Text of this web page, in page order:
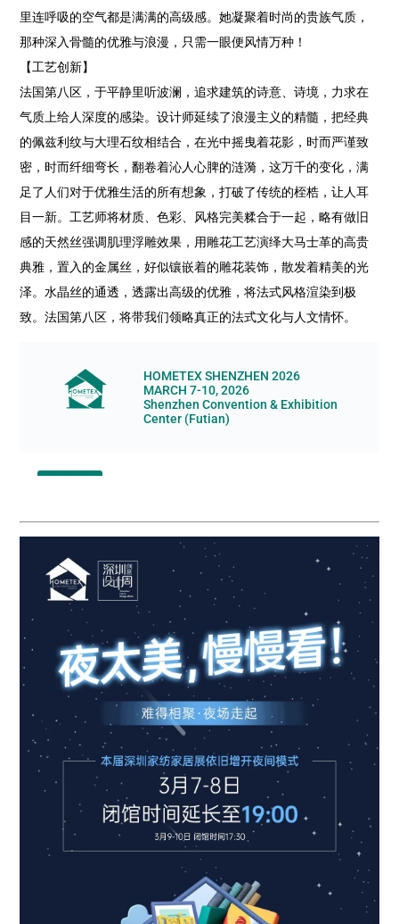
里连呼吸的空气都是满满的高级感。她凝聚着时尚的贵族气质，
那种深入骨髓的优雅与浪漫，只需一眼便风情万种！
【工艺创新】
法国第八区，于平静里听波澜，追求建筑的诗意、诗境，力求在
气质上给人深度的感染。设计师延续了浪漫主义的精髓，把经典
的佩兹利纹与大理石纹相结合，在光中摇曳着花影，时而严谨致
密，时而纤细弯长，翻卷着沁人心脾的涟漪，这万千的变化，满
足了人们对于优雅生活的所有想象，打破了传统的桎梏，让人耳
目一新。工艺师将材质、色彩、风格完美糅合于一起，略有做旧
感的天然丝强调肌理浮雕效果，用雕花工艺演绎大马士革的高贵
典雅，置入的金属丝，好似镶嵌着的雕花装饰，散发着精美的光
泽。水晶丝的通透，透露出高级的优雅，将法式风格渲染到极
致。法国第八区，将带我们领略真正的法式文化与人文情怀。